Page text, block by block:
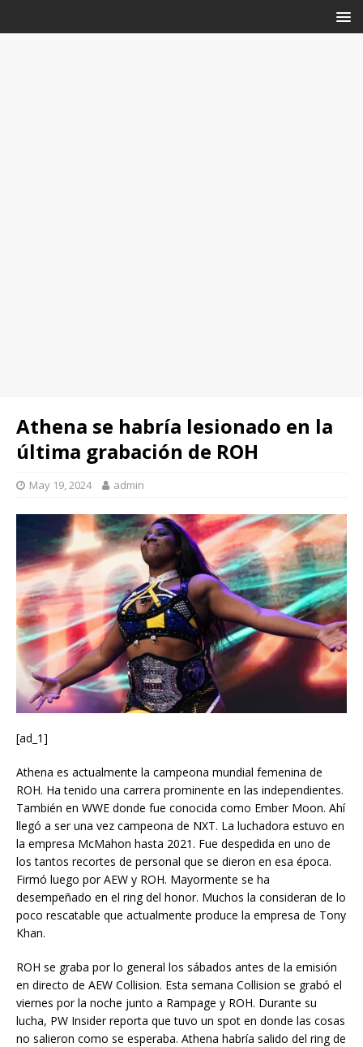
Athena se habría lesionado en la
última grabación de ROH
May 19, 2024 admin
[ad_1]
Athena es actualmente la campeona mundial femenina de
ROH. Ha tenido una carrera prominente en las independientes.
También en WWE donde fue conocida como Ember Moon. Ahí
llegó a ser una vez campeona de NXT. La luchadora estuvo en
la empresa McMahon hasta 2021. Fue despedida en uno de
los tantos recortes de personal que se dieron en esa época.
Firmó luego por AEW y ROH. Mayormente se ha
desempeñado en el ring del honor. Muchos la consideran de lo
poco rescatable que actualmente produce la empresa de Tony
Khan.
ROH se graba por lo general los sábados antes de la emisión
en directo de AEW Collision. Esta semana Collision se grabó el
viernes por la noche junto a Rampage y ROH. Durante su
lucha, PW Insider reporta que tuvo un spot en donde las cosas
no salieron como se esperaba. Athena habría salido del ring de